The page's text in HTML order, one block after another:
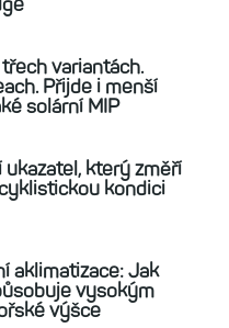
za devět
s Garminem.